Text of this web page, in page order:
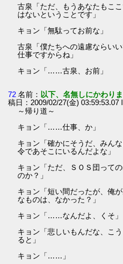
古泉「ただ、もうあなたもこ
はないということです」
キョン「無駄ってお前な」
古泉「僕たちへの遠慮ならい
仕事ですからね」
キョン「……古泉、お前」
72 名前： 以下、名無しにかわり
稿日：2009/02/27(金) 03:59:53.07
～帰り道～
キョン「……仕事、か」
キョン「確かにそうだ、みん
令であそこにいるんだよな」
キョン「ただ、ＳＯＳ団って
のか？」
キョン「短い間だったが、俺
なものは、なかった？」
キョン「……なんだよ、くそ」
キョン「悲しいもんだな、こ
ると」
キョン「……」